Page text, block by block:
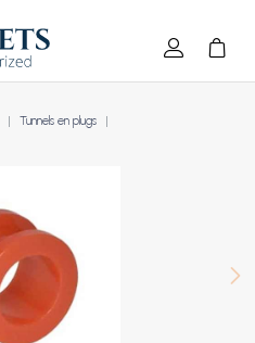
Tunnels en plugs